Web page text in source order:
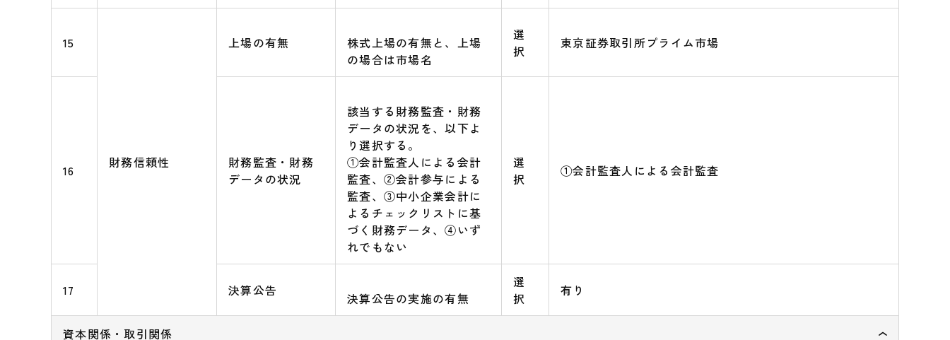
15
財務信頼性
上場の有無
株式上場の有無と、上場
の場合は市場名
選
択
東京証券取引所プライム市場
16
財務監査・財務
データの状況
該当する財務監査・財務
データの状況を、以下よ
り選択する。
①会計監査人による会計
監査、②会計参与による
監査、③中小企業会計に
よるチェックリストに基
づく財務データ、④いず
れでもない
選
択
①会計監査人による会計監査
17 決算公告 決算公告の実施の有無
選
択
有り
資本関係・取引関係